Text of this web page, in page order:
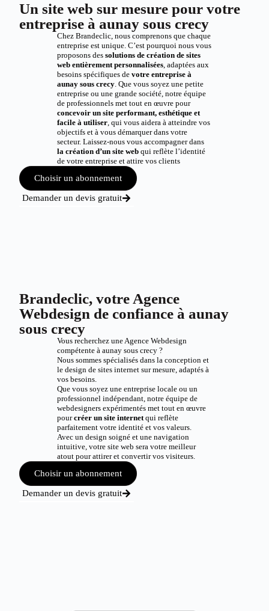
Un site web sur mesure pour votre
entreprise à aunay sous crecy
Chez Brandeclic, nous comprenons que chaque
entreprise est unique. C’est pourquoi nous vous
proposons des solutions de création de sites
web entièrement personnalisées, adaptées aux
besoins spécifiques de votre entreprise à
aunay sous crecy. Que vous soyez une petite
entreprise ou une grande société, notre équipe
de professionnels met tout en œuvre pour
concevoir un site performant, esthétique et
facile à utiliser, qui vous aidera à atteindre vos
objectifs et à vous démarquer dans votre
secteur. Laissez-nous vous accompagner dans
la création d’un site webqui reflète l’identité
de votre entreprise et attire vos clients
Choisir un abonnement
Demander un devis gratuit
Brandeclic, votre Agence
Webdesign de confiance à aunay
sous crecy
Vous recherchez une Agence Webdesign
compétente à aunay sous crecy ?
Nous sommes spécialisés dans la conception et
le design de sites internet sur mesure, adaptés à
vos besoins.
Que vous soyez une entreprise locale ou un
professionnel indépendant, notre équipe de
webdesigners expérimentés met tout en œuvre
pourcréer un site internetqui reflète
parfaitement votre identité et vos valeurs.
Avec un design soigné et une navigation
intuitive, votre site web sera votre meilleur
atout pour attirer et convertir vos visiteurs.
Choisir un abonnement
Demander un devis gratuit